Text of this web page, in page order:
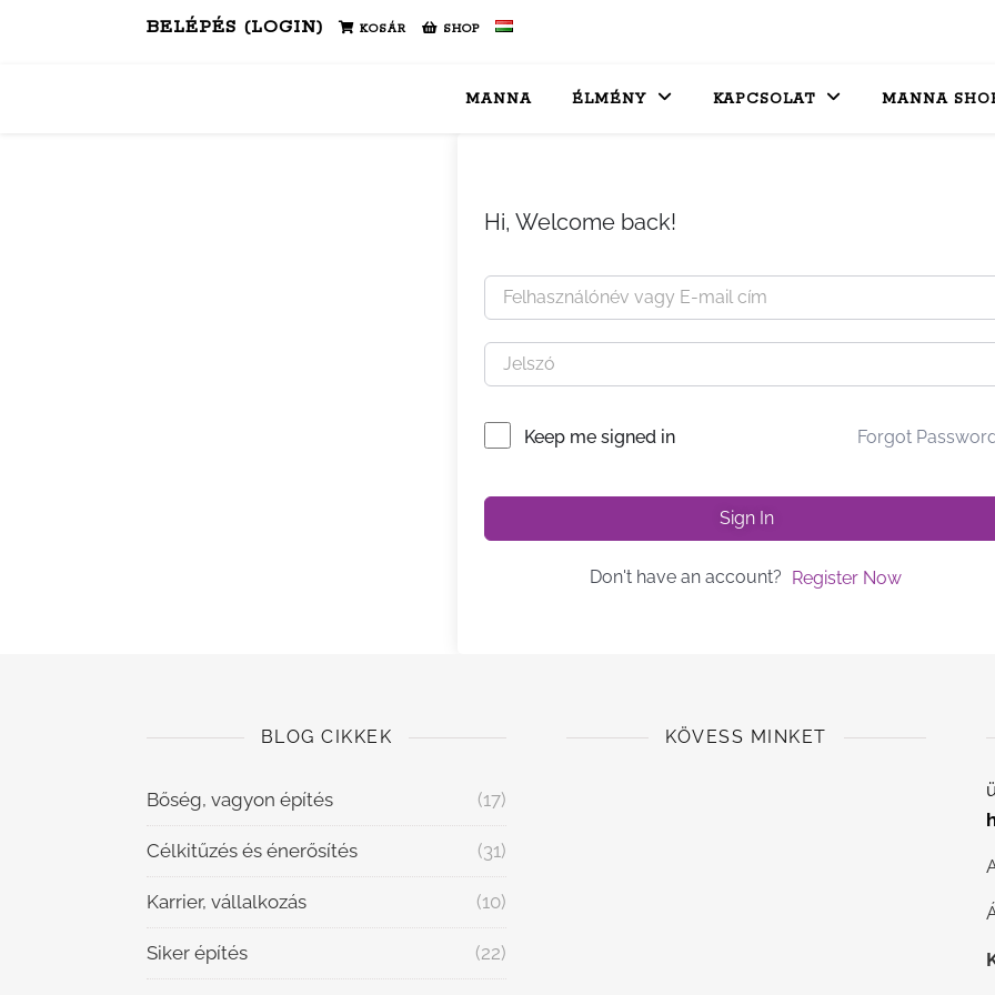
BELÉPÉS (LOGIN) KOSÁR SHOP
MANNA ÉLMÉNY KAPCSOLAT MANNA
Hi, Welcome back!
Keep me signed in Forgot
Sign In
Don't have an account? Register Now
BLOG CIKKEK
Bőség, vagyon építés (17)
Célkitűzés és énerősítés (31)
Karrier, vállalkozás (10)
Siker építés (22)
KÖVESS MINKET